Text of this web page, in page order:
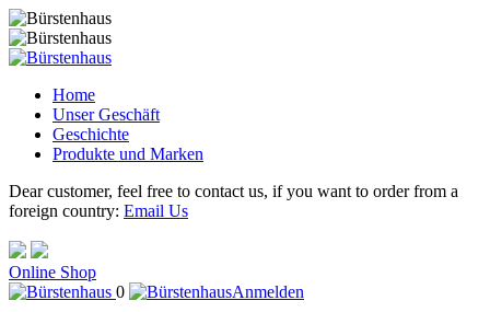
Home
Unser Geschäft
Geschichte
Produkte und Marken
Dear customer, feel free to contact us, if you want to order from a
foreign country: Email Us
Online Shop
0
Anmelden